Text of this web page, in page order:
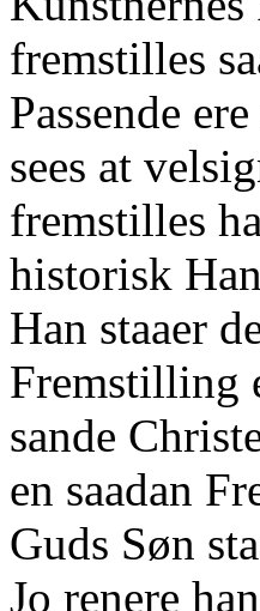
fremstilles
Passende
sees at
fremstilles
historisk
Han staaer
Fremstilling
sande
en saadan
Guds Søn
Jo renere